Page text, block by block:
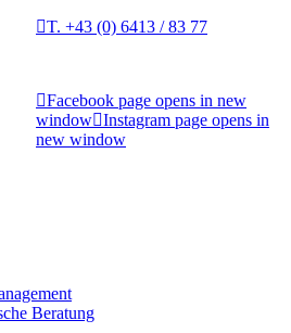
T. +43 (0) 6413 / 83 77
Facebook page opens in new
window Instagram page opens in
new window
Beratung